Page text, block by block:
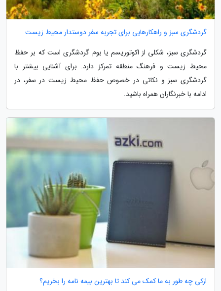
گردشگری سبز و راهکارهایی برای تجربه سفر دوستدار محیط زیست
گردشگری سبز، شکلی از اکوتوریسم یا بوم گردشگری است که بر حفظ
محیط زیست و فرهنگ منطقه تمرکز دارد. برای آشنایی بیشتر با
گردشگری سبز و نکاتی در خصوص حفظ محیط زیست در سفر، در
ادامه با خبرنگاران همراه باشید.
ازکی چه طور به ما کمک می کند تا بهترین بیمه نامه را بخریم؟